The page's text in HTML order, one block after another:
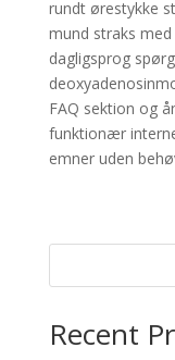
rundt ørestykke
mund straks
dagligsprog
FAQ sektion og
funktionær
emner uden
Recent